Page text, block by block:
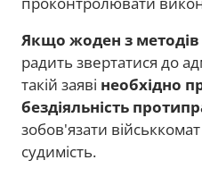
Якщо жоден з методів
радить звертатися до
такій заяві необхідно
бездіяльність
зобов'язати
судимість.